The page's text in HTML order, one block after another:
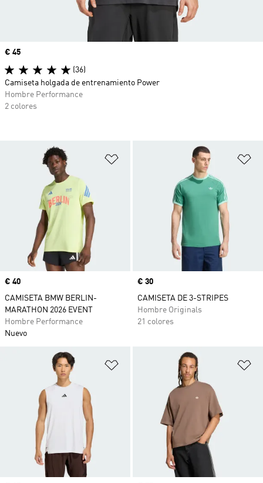
Añadir a la lista de deseos
Precio
€ 40
CAMISETA BMW BERLIN-
MARATHON 2026 EVENT
Hombre Performance
Nuevo
Precio
€ 30
CAMISETA DE 3-STRIPES
Hombre Originals
21 colores
Añadir a la lista de deseos
Precio
€ 45
(36)
Camiseta holgada de entrenamiento Power
Hombre Performance
2 colores